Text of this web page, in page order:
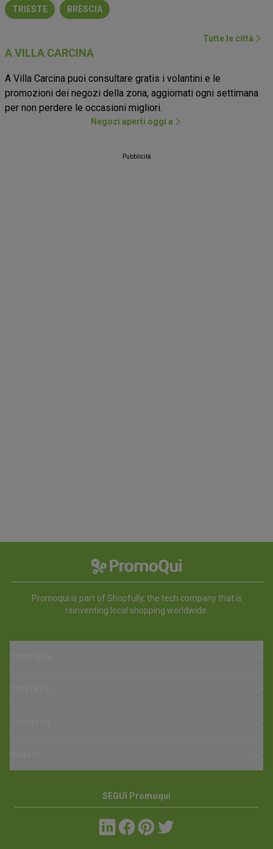
TRIESTE BRESCIA
Tutte le città
A VILLA CARCINA
A Villa Carcina puoi consultare gratis i volantini e le
promozioni dei negozi della zona, aggiornati ogni settimana
per non perdere le occasioni migliori.
Negozi aperti oggi a
Pubblicità
Promoqui is part of Shopfully, the tech company that is
reinventing local shopping worldwide.
SEGUI Promoqui